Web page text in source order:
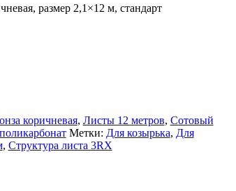
коричневая, Листы 12 метров, Сотовый
Метки: Для козырька, Для
, Структура листа 3RX